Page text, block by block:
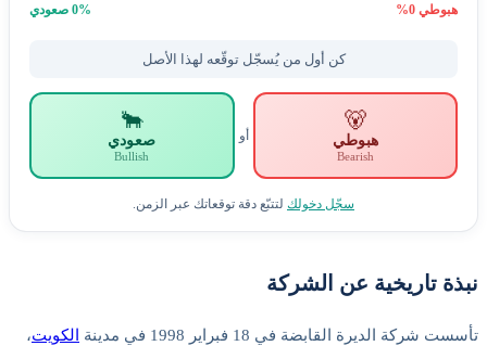
هبوطي 0
%
0% صعودي
كن أول من يُسجّل توقّعه لهذا الأصل
🐻
هبوطي
Bearish
أو
🐂
صعودي
Bullish
سجّل دخولك لتتبّع دقة توقعاتك عبر الزمن.
نبذة تاريخية عن الشركة
تأسست شركة الديرة القابضة في 18 فبراير 1998 في مدينة الكويت،